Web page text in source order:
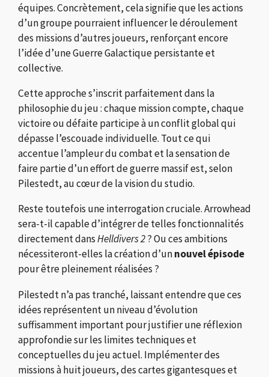
équipes. Concrètement, cela signifie que les actions
d’un groupe pourraient influencer le déroulement
des missions d’autres joueurs, renforçant encore
l’idée d’une Guerre Galactique persistante et
collective.
Cette approche s’inscrit parfaitement dans la
philosophie du jeu : chaque mission compte, chaque
victoire ou défaite participe à un conflit global qui
dépasse l’escouade individuelle. Tout ce qui
accentue l’ampleur du combat et la sensation de
faire partie d’un effort de guerre massif est, selon
Pilestedt, au cœur de la vision du studio.
Reste toutefois une interrogation cruciale. Arrowhead
sera-t-il capable d’intégrer de telles fonctionnalités
directement dansHelldivers 2? Ou ces ambitions
nécessiteront-elles la création d’unnouvel épisode
pour être pleinement réalisées ?
Pilestedt n’a pas tranché, laissant entendre que ces
idées représentent un niveau d’évolution
suffisamment important pour justifier une réflexion
approfondie sur les limites techniques et
conceptuelles du jeu actuel. Implémenter des
missions à huit joueurs, des cartes gigantesques et